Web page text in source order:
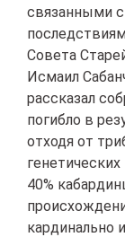
связанными
Совета
Исмаил
рассказал
погибло в
отходя от
40%
кардинально